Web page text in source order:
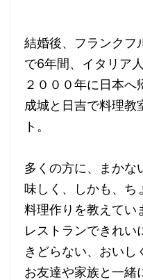
結婚後、フランクフ
で6年間、イタリア
２０００年に日本へ
成城と日吉で料理教
ト。
多くの方に、まかな
味しく、しかも、ち
料理作りを教えてい
レストランできれい
きどらない、おいし
お友達や家族と一緒